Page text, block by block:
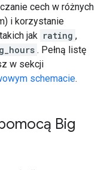
cech w różnych
i korzystanie
jak rating ,
. Pełną listę
w sekcji
schemacie.
Big